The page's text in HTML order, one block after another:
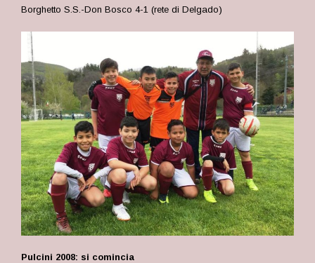
Borghetto S.S.-Don Bosco 4-1 (rete di Delgado)
Pulcini 2008: si comincia